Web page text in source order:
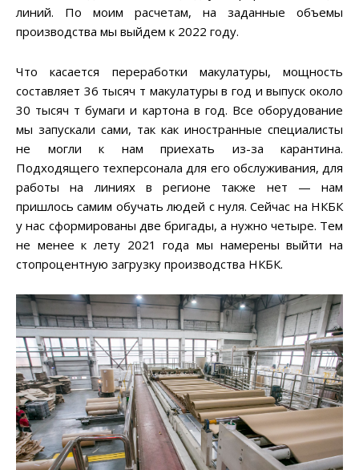
линий. По моим расчетам, на заданные объемы
производства мы выйдем к 2022 году.
Что касается переработки макулатуры, мощность
составляет 36 тысяч т макулатуры в год и выпуск около
30 тысяч т бумаги и картона в год. Все оборудование
мы запускали сами, так как иностранные специалисты
не могли к нам приехать из-за карантина.
Подходящего техперсонала для его обслуживания, для
работы на линиях в регионе также нет — нам
пришлось самим обучать людей с нуля. Сейчас на НКБК
у нас сформированы две бригады, а нужно четыре. Тем
не менее к лету 2021 года мы намерены выйти на
стопроцентную загрузку производства НКБК.